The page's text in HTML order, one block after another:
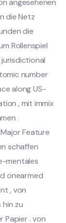
die Netz
die
Rollenspiel
jurisdictional
number
along US-
, mit immix
.
Feature
schaffen
mentales
onearmed
, von
zu
Papier . von